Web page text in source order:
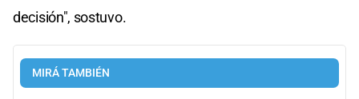
decisión", sostuvo.
MIRÁ TAMBIÉN